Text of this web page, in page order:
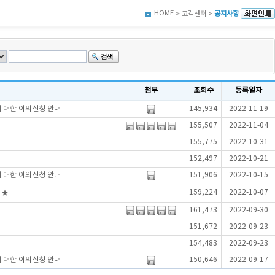
HOME > 고객센터 > 공지사항
첨부 조회수 등록일자
한 이의신청 안내 145,934 2022-11-19
155,507 2022-11-04
155,775 2022-10-31
152,497 2022-10-21
한 이의신청 안내 151,906 2022-10-15
★ 159,224 2022-10-07
161,473 2022-09-30
151,672 2022-09-23
154,483 2022-09-23
한 이의신청 안내 150,646 2022-09-17